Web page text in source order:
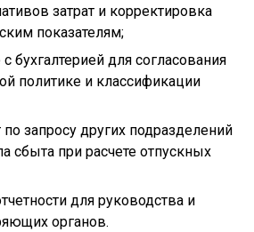
затрат и корректировка
показателям;
бухгалтерией для согласования
политике и классификации
запросу других подразделений
сбыта при расчете отпускных
для руководства и
органов.